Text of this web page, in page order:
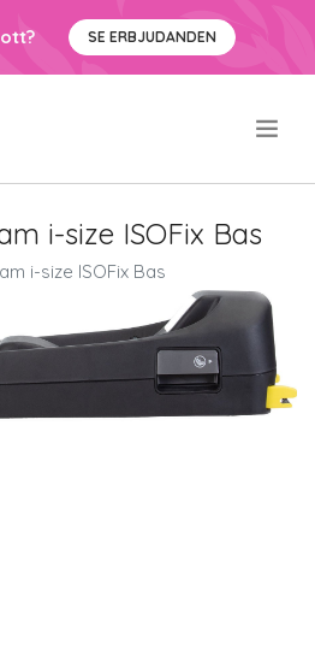
SE ERBJUDANDEN
i-size ISOFix Bas
i-size ISOFix Bas